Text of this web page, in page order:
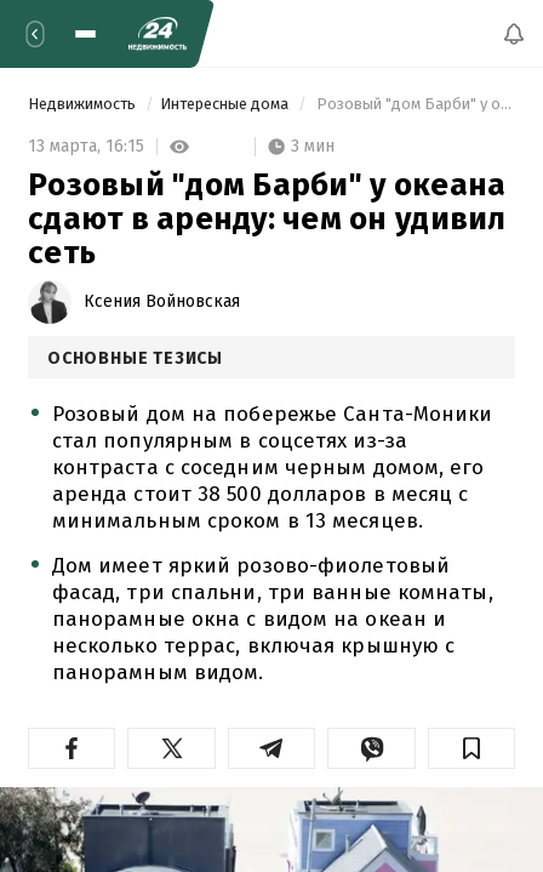
Недвижимость Интересные дома Розовый "дом Барби" у океана сдают в аренду: чем он удивил сеть
13 марта, 16:15 3 мин
Розовый "дом Барби" у океана
сдают в аренду: чем он удивил
сеть
Ксения Войновская
ОСНОВНЫЕ ТЕЗИСЫ
Розовый дом на побережье Санта-Моники
стал популярным в соцсетях из-за
контраста с соседним черным домом, его
аренда стоит 38 500 долларов в месяц с
минимальным сроком в 13 месяцев.
Дом имеет яркий розово-фиолетовый
фасад, три спальни, три ванные комнаты,
панорамные окна с видом на океан и
несколько террас, включая крышную с
панорамным видом.